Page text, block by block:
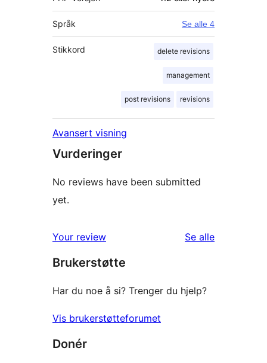
Språk Se alle 4
Stikkord delete revisions
management
post revisions revisions
Avansert visning
Vurderinger
No reviews have been submitted
yet.
Your review Se alleomtalene
Brukerstøtte
Har du noe å si? Trenger du hjelp?
Vis brukerstøtteforumet
Donér